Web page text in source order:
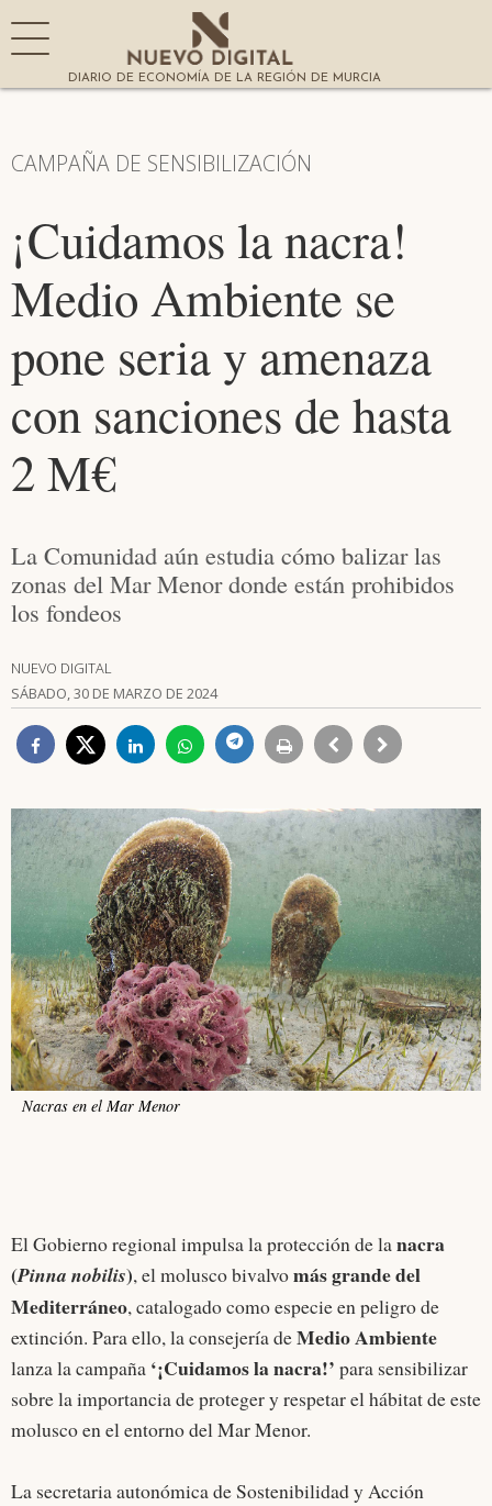
DIARIO DE ECONOMÍA DE LA REGIÓN DE MURCIA
CAMPAÑA DE SENSIBILIZACIÓN
¡Cuidamos la nacra!
Medio Ambiente se
pone seria y amenaza
con sanciones de hasta
2 M€
La Comunidad aún estudia cómo balizar las
zonas del Mar Menor donde están prohibidos
los fondeos
NUEVO DIGITAL
SÁBADO, 30 DE MARZO DE 2024
Nacras en el Mar Menor
El Gobierno regional impulsa la protección de lanacra
(Pinna nobilis), el molusco bivalvomás grande del
Mediterráneo, catalogado como especie en peligro de
extinción. Para ello, la consejería deMedio Ambiente
lanza la campaña ‘¡Cuidamos la nacra!’ para sensibilizar
sobre la importancia de proteger y respetar el hábitat de este
molusco en el entorno del Mar Menor.
La secretaria autonómica de Sostenibilidad y Acción